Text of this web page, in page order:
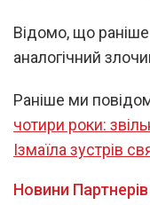
Відомо, що
аналогічний
Раніше ми
чотири роки:
Ізмаїла зустрів